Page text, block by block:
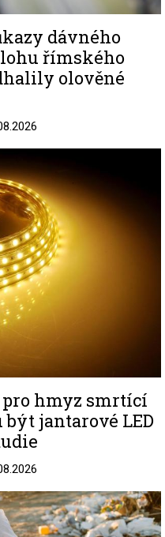
dávného
římského
olověné
hmyz smrtící
jantarové LED